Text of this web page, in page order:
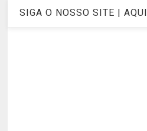
SIGA O NOSSO SITE | AQUI